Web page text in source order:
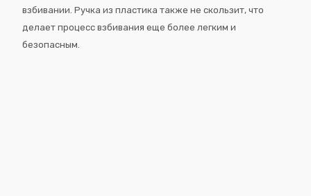
взбивании. Ручка из пластика также не скользит, что
делает процесс взбивания еще более легким и
безопасным.